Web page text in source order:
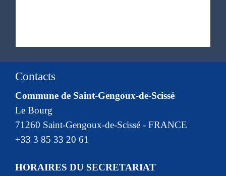
Contacts
Commune de Saint-Gengoux-de-Scissé
Le Bourg
71260 Saint-Gengoux-de-Scissé - FRANCE
+33 3 85 33 20 61
HORAIRES DU SECRETARIAT